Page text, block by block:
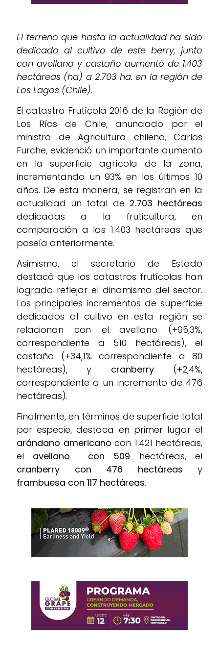
El terreno que hasta la actualidad ha sido
dedicado al cultivo de este berry, junto
con avellano y castaño aumentó de 1.403
hectáreas (ha) a 2.703 ha. en la región de
Los Lagos (Chile).
El catastro Frutícola 2016 de la Región de
Los Ríos de Chile, anunciado por el
ministro de Agricultura chileno, Carlos
Furche, evidenció un importante aumento
en la superficie agrícola de la zona,
incrementando un 93% en los últimos 10
años. De esta manera, se registran en la
actualidad un total de 2.703 hectáreas
dedicadas a la fruticultura, en
comparación a las 1.403 hectáreas que
poseía anteriormente.
Asimismo, el secretario de Estado
destacó que los catastros frutícolas han
logrado reflejar el dinamismo del sector.
Los principales incrementos de superficie
dedicados al cultivo en esta región se
relacionan con el avellano (+95,3%,
correspondiente a 510 hectáreas), el
castaño (+34,1% correspondiente a 80
hectáreas), y cranberry(+2,4%,
correspondiente a un incremento de 476
hectáreas).
Finalmente, en términos de superficie total
por especie, destaca en primer lugar el
arándano americano con 1.421 hectáreas,
el avellano con 509 hectáreas, el
cranberry con 476 hectáreas y
frambuesa con 117 hectáreas.